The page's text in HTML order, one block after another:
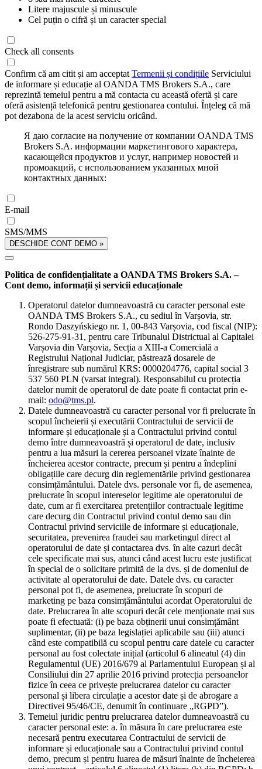
Litere majuscule și minuscule
Cel puțin o cifră și un caracter special
Check all consents
Confirm că am citit și am acceptat Termenii și condițiile Serviciului
de informare și educație al OANDA TMS Brokers S.A., care
reprezintă temeiul pentru a mă contacta cu această ofertă și care
oferă asistență telefonică pentru gestionarea contului. Înțeleg că mă
pot dezabona de la acest serviciu oricând.
Я даю согласие на получение от компании OANDA TMS
Brokers S.A. информации маркетингового характера,
касающейся продуктов и услуг, например новостей и
промоакций, с использованием указанных мной
контактных данных:
E-mail
SMS/MMS
DESCHIDE CONT DEMO »
Politica de confidențialitate a OANDA TMS Brokers S.A. –
Cont demo, informații și servicii educaționale
Operatorul datelor dumneavoastră cu caracter personal este
OANDA TMS Brokers S.A., cu sediul în Varșovia, str.
Rondo Daszyńskiego nr. 1, 00-843 Varșovia, cod fiscal (NIP):
526-275-91-31, pentru care Tribunalul Districtual al Capitalei
Varșovia din Varșovia, Secția a XIII-a Comercială a
Registrului Național Judiciar, păstrează dosarele de
înregistrare sub numărul KRS: 0000204776, capital social 3
537 560 PLN (varsat integral). Responsabilul cu protecția
datelor numit de operatorul de date poate fi contactat prin e-
mail: odo@tms.pl.
Datele dumneavoastră cu caracter personal vor fi prelucrate în
scopul încheierii și executării Contractului de servicii de
informare și educaționale și a Contractului privind contul
demo între dumneavoastră și operatorul de date, inclusiv
pentru a lua măsuri la cererea persoanei vizate înainte de
încheierea acestor contracte, precum și pentru a îndeplini
obligațiile care decurg din reglementările privind gestionarea
consimțământului. Datele dvs. personale vor fi, de asemenea,
prelucrate în scopul intereselor legitime ale operatorului de
date, cum ar fi exercitarea pretențiilor contractuale legitime
care decurg din Contractul privind contul demo sau din
Contractul privind serviciile de informare și educaționale,
securitatea, prevenirea fraudei sau marketingul direct al
operatorului de date și contactarea dvs. în alte cazuri decât
cele specificate mai sus, atunci când acest lucru este justificat
în special de o solicitare primită de la dvs. și de domeniul de
activitate al operatorului de date. Datele dvs. cu caracter
personal pot fi, de asemenea, prelucrate în scopuri de
marketing pe baza consimțământului acordat Operatorului de
date. Prelucrarea în alte scopuri decât cele menționate mai sus
poate fi efectuată: (i) pe baza obținerii unui consimțământ
suplimentar, (ii) pe baza legislației aplicabile sau (iii) atunci
când este compatibilă cu scopul pentru care datele cu caracter
personal au fost colectate inițial (articolul 6 alineatul (4) din
Regulamentul (UE) 2016/679 al Parlamentului European și al
Consiliului din 27 aprilie 2016 privind protecția persoanelor
fizice în ceea ce privește prelucrarea datelor cu caracter
personal și libera circulație a acestor date și de abrogare a
Directivei 95/46/CE, denumit în continuare „RGPD”).
Temeiul juridic pentru prelucrarea datelor dumneavoastră cu
caracter personal este: a. în măsura în care prelucrarea este
necesară pentru executarea Contractului de servicii de
informare și educaționale sau a Contractului privind contul
demo, precum și pentru luarea de măsuri înainte de încheierea